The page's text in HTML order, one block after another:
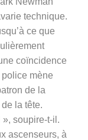
technique.
ce que
coïncidence
mène
de la
la tête.
soupire-t-il.
ascenseurs, à